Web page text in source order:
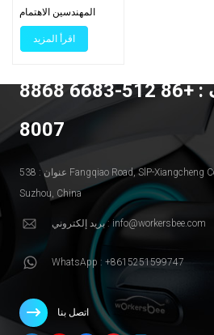
موثوقية الشحن
السريع
المهندسين الاهتمام
بمقاومة التلامسعند
توصيل سيارة كهربائية
آلاف الأمبيرات من التيار
عبر الموصل في دقائق
معدودة. ويكمن وراء هذه
للمستخدم أحد أهم
المعايير في تصميم
التلامسحتى الزيادة
الطفيفة في المقاومة
عند الواجهة بين سطحين
موصلين يمكن أن تولد
حرارة زائدة، وتؤدي إلى
تدهور الكفاءة، وتقصر
اقرأ المزيد
هاتف : +86 512-6683 8868 EXT:
8007
عنوان : 538 Fangqiao Road, SlP-Xiangcheng Cooperative Zone, Xiangcheng,
Suzhou, China
بريد إلكتروني : info@workersbee.com
WhatsApp : +8615251599747
اتصل بنا